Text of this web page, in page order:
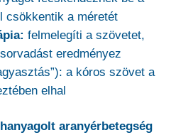
csökkentik a méretét
felmelegíti a szövetet,
eredményez
a kóros szövet a
elhal
aranyérbetegség